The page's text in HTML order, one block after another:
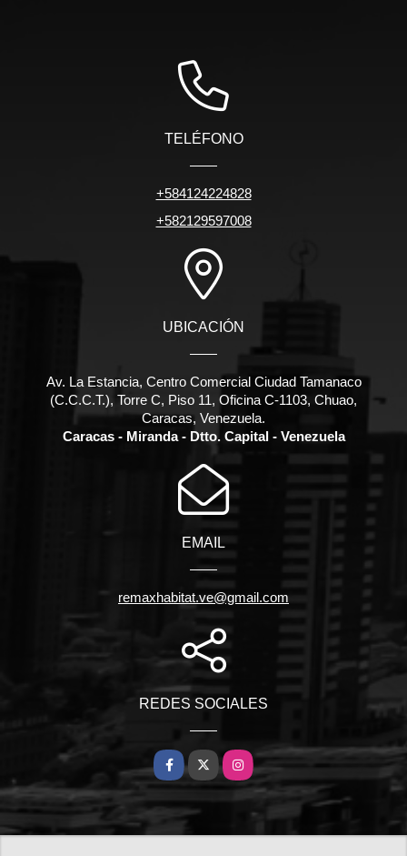
TELÉFONO
+584124224828
+582129597008
UBICACIÓN
Av. La Estancia, Centro Comercial Ciudad Tamanaco
(C.C.C.T.), Torre C, Piso 11, Oficina C-1103, Chuao,
Caracas, Venezuela.
Caracas - Miranda - Dtto. Capital - Venezuela
EMAIL
remaxhabitat.ve@gmail.com
REDES SOCIALES
Facebook
X Instagram